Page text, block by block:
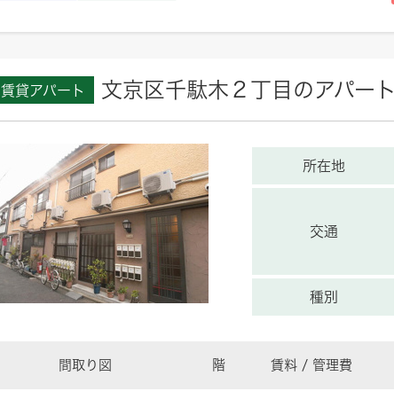
賃貸アパート 文京区千駄木２丁目のアパート
所在地
交通
種別
間取り図 階 賃料 / 管理費